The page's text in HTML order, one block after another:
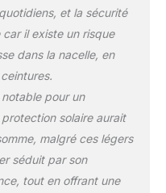
et la sécurité
il existe un risque
dans la nacelle, en
notable pour un
solaire aurait
malgré ces légers
séduit par son
tout en offrant une